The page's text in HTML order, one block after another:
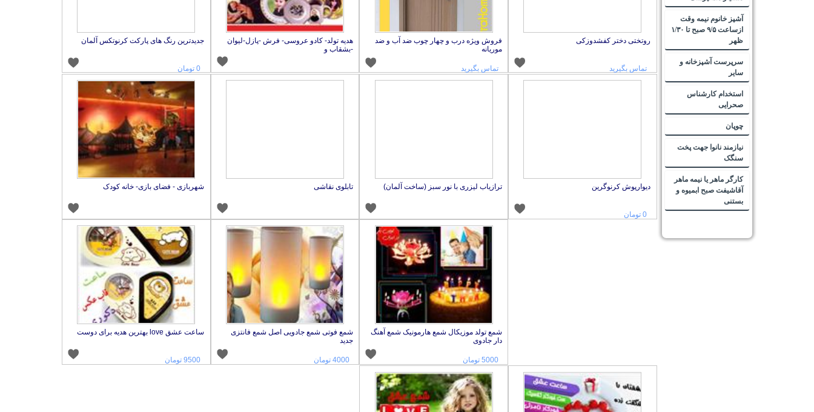
روتختی دختر کفشدوزکی
تماس بگیرید
فروش ویژه درب و چهار چوب ضد آب و ضد
موریانه
تماس بگیرید
هدیه تولد- کادو عروسی- فرش -پازل-لیوان
-بشقاب و
جدیدترین رنگ های پارکت کرنوتکس آلمان
0 تومان
دیوارپوش کرنوگرین
0 تومان
ترازیاب لیزری با نور سبز (ساخت آلمان) تابلوی نقاشی شهربازی - فضای بازی- خانه کودک
شمع تولد موزیکال شمع هارمونیک شمع آهنگ
دار جادوی
5000 تومان
شمع فوتی شمع جادویی اصل شمع فانتزی
جدید
4000 تومان
ساعت عشق love بهترین هدیه برای دوست
9500 تومان
آشپز خانوم نیمه وقت
ازساعت ۹/۵ صبح تا ۱/۳۰
ظهر
سرپرست آشپزخانه و
سایر
استخدام کارشناس
صحرایی
چوپان
نیازمند نانوا جهت پخت
سنگک
کارگر ماهر یا نیمه ماهر
آقاشیفت صبح ابمیوه و
بستنی